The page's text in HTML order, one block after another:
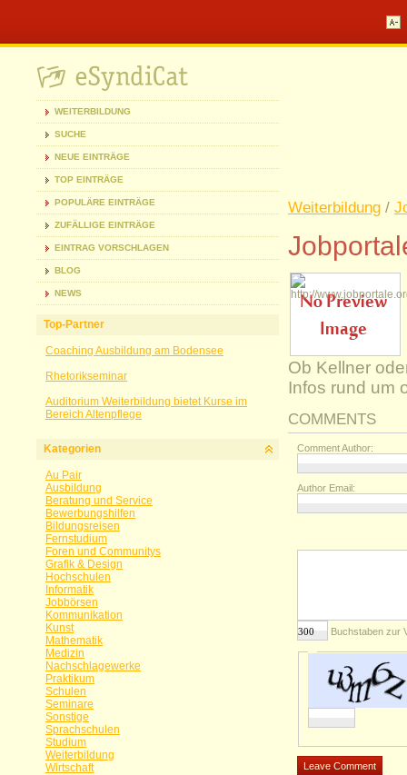
WEITERBILDUNG
SUCHE
NEUE EINTRÄGE
TOP EINTRÄGE
POPULÄRE EINTRÄGE
ZUFÄLLIGE EINTRÄGE
EINTRAG VORSCHLAGEN
BLOG
NEWS
Top-Partner
Coaching Ausbildung am Bodensee
Rhetorikseminar
Auditorium Weiterbildung bietet Kurse im
Bereich Altenpflege
Kategorien
Au Pair
Ausbildung
Beratung und Service
Bewerbungshilfen
Bildungsreisen
Fernstudium
Foren und Communitys
Grafik & Design
Hochschulen
Informatik
Jobbörsen
Kommunikation
Kunst
Mathematik
Medizin
Nachschlagewerke
Praktikum
Schulen
Seminare
Sonstige
Sprachschulen
Studium
Weiterbildung
Wirtschaft
Weiterbildung /
Ob Kellner
Infos rund um
COMMENTS
Comment Author:
Author Email:
Buchstaben zur